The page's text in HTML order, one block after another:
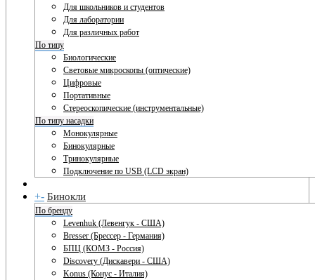
Для школьников и студентов
Для лаборатории
Для различных работ
По типу
Биологические
Световые микроскопы (оптические)
Цифровые
Портативные
Стереоскопические (инструментальные)
По типу насадки
Монокулярные
Бинокулярные
Тринокулярные
Подключение по USB (LCD экран)
+- Бинокли
По бренду
Levenhuk (Левенгук - США)
Bresser (Брессер - Германия)
БПЦ (КОМЗ - Россия)
Discovery (Дискавери - США)
Konus (Конус - Италия)